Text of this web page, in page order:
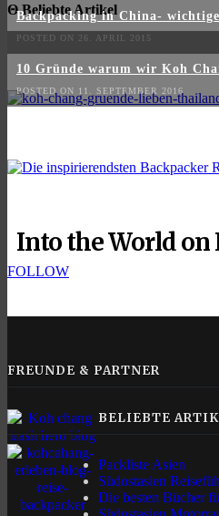
Θ Beliebte Artikel
Backpacking in China-
POSTED ON 26. APRIL 2015
10 Gründe warum wir Koh
POSTED ON 11. SEPTEMBER 2016
Into the World
FOLLOW
FREUNDE & PARTNER
BELIEBTE
Packliste Asien
Südostasien
Die besten Bücher